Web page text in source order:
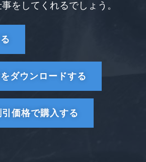
をしてくれるでしょう。
ダウンロードする
価格で購入する